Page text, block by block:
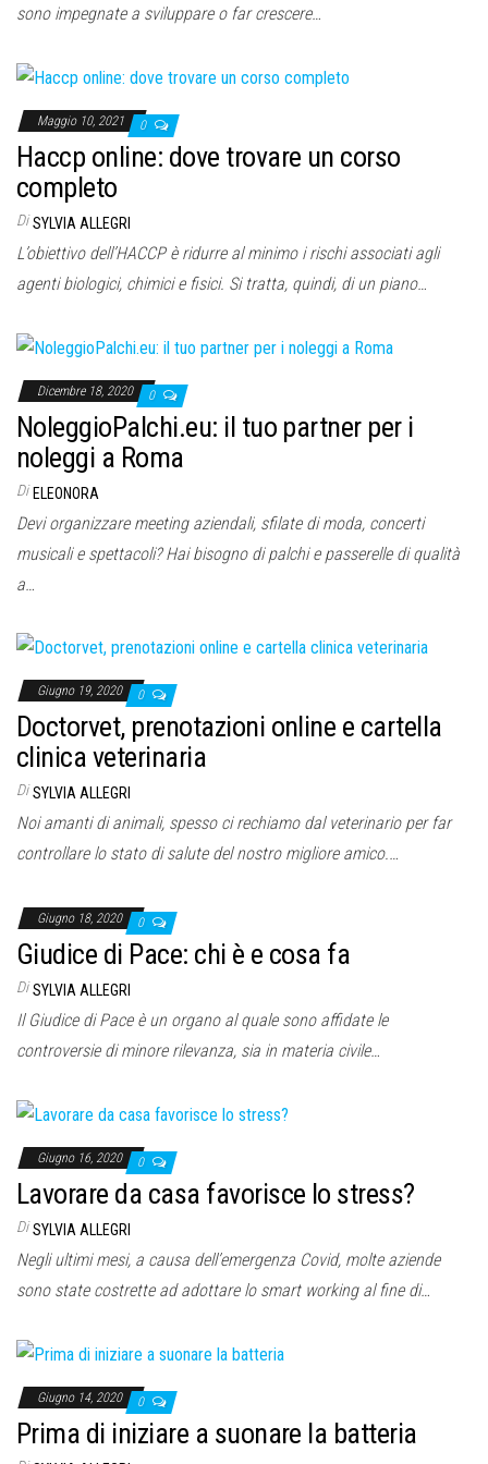
sono impegnate a sviluppare o far crescere…
Maggio 10, 2021 0
Haccp online: dove trovare un corso
completo
Di SYLVIA ALLEGRI
L’obiettivo dell’HACCP è ridurre al minimo i rischi associati agli
agenti biologici, chimici e fisici. Si tratta, quindi, di un piano…
Dicembre 18, 2020 0
NoleggioPalchi.eu: il tuo partner per i
noleggi a Roma
Di ELEONORA
Devi organizzare meeting aziendali, sfilate di moda, concerti
musicali e spettacoli? Hai bisogno di palchi e passerelle di qualità
a…
Giugno 19, 2020 0
Doctorvet, prenotazioni online e cartella
clinica veterinaria
Di SYLVIA ALLEGRI
Noi amanti di animali, spesso ci rechiamo dal veterinario per far
controllare lo stato di salute del nostro migliore amico.…
Giugno 18, 2020 0
Giudice di Pace: chi è e cosa fa
Di SYLVIA ALLEGRI
Il Giudice di Pace è un organo al quale sono affidate le
controversie di minore rilevanza, sia in materia civile…
Giugno 16, 2020 0
Lavorare da casa favorisce lo stress?
Di SYLVIA ALLEGRI
Negli ultimi mesi, a causa dell’emergenza Covid, molte aziende
sono state costrette ad adottare lo smart working al fine di…
Giugno 14, 2020 0
Prima di iniziare a suonare la batteria